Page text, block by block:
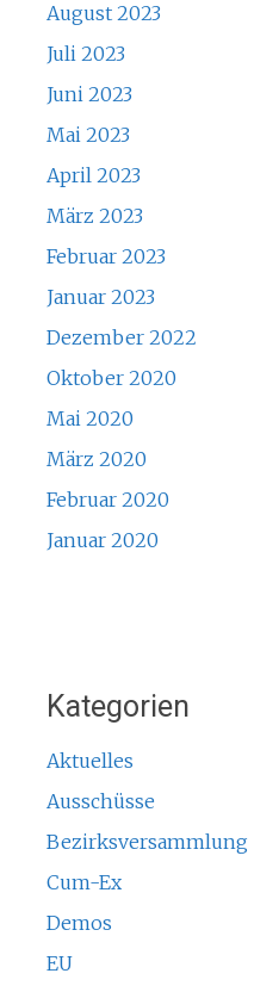
August 2023
Juli 2023
Juni 2023
Mai 2023
April 2023
März 2023
Februar 2023
Januar 2023
Dezember 2022
Oktober 2020
Mai 2020
März 2020
Februar 2020
Januar 2020
Kategorien
Aktuelles
Ausschüsse
Bezirksversammlung
Cum-Ex
Demos
EU